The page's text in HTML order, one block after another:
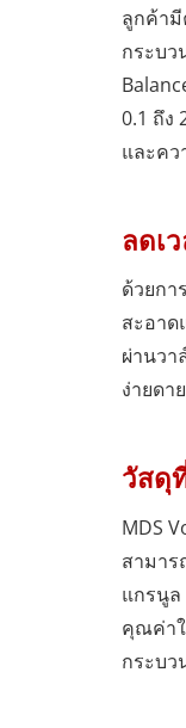
ลูกค้ามี
กระบว
0.1 ถึง
และคว
ลดเ
ด้วยกา
สะอาด
ผ่านวา
ง่ายดา
วัสดุ
MDS
สามาร
แกรนูล
คุณค่าใ
กระบว